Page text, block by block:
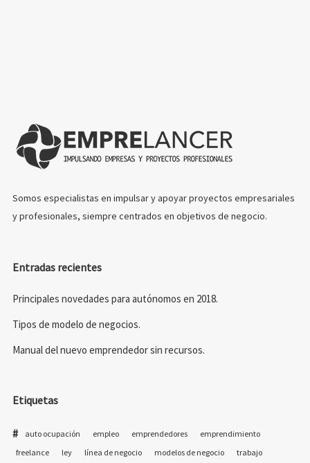
Somos especialistas en impulsar y apoyar proyectos empresariales
y profesionales, siempre centrados en objetivos de negocio.
Entradas recientes
Principales novedades para autónomos en 2018.
Tipos de modelo de negocios.
Manual del nuevo emprendedor sin recursos.
Etiquetas
auto ocupación empleo emprendedores
emprendimiento
freelance
ley línea de negocio modelos de negocio trabajo